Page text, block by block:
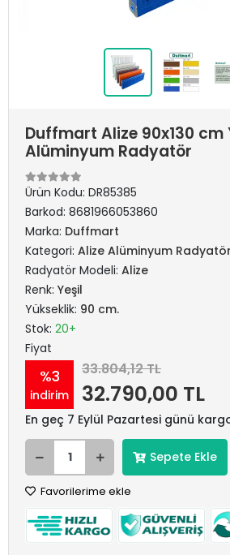
Duffmart Alize 90x130 cm
Alüminyum Radyatör
Ürün Kodu: DR85385
Barkod: 8681966053860
Marka: Duffmart
Kategori: Alize Alüminyum
Radyatör Modeli: Alize
Renk: Yeşil
Yükseklik: 90 cm.
Stok: 20+
Fiyat
%3
indirim
33.804,12 TL
32.790,00 TL
En geç 7 Eylül Pazartesi günü
Sepete Ekle
Favorilerime ekle